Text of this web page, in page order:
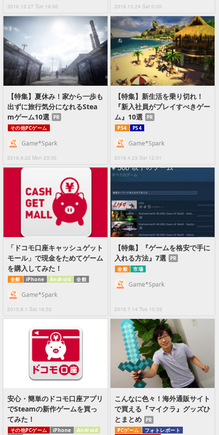
2016.12.27 Tue 19:00 2016.12.24 Sat 0:00
【特集】夏休み！家から一歩も
出ずに旅行気分になれるStea
mゲーム10選
PR
その他PCゲーム
2016.8.22 Mon 23:00
Game*Spark
【特集】新生活を乗り切れ！
『新入社員がプレイすべきゲー
ム』10選
PR
PS4
PS4
2016.4.23 Sat 12:31
Game*Spark
「ドコモ口座キャッシュゲット
モール」で現金をためてゲーム
を購入してみた！
全般 iPhone Android 全般
2015.8.1 Sat 16:32
Game*Spark
【特集】『ゲームを格安で手に
入れる方法』7選
PR
全般
市場
2015.7.14 Tue 10:33
Game*Spark
安心・簡単のドコモ口座アプリ
でSteamの新作ゲームを買っ
てみた！
その他PCゲーム iPhone
Android
こんなに色々！海外通販サイト
で買える『マイクラ』グッズひ
とまとめ
PR
PCゲーム
フォトレポート